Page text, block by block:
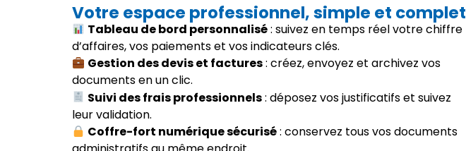
Votre espace professionnel, simple et complet
Tableau de bord personnalisé: suivez en temps réel votre chiffre
d’affaires, vos paiements et vos indicateurs clés.
Gestion des devis et factures: créez, envoyez et archivez vos
documents en un clic.
Suivi des frais professionnels: déposez vos justificatifs et suivez
leur validation.
Coffre-fort numérique sécurisé: conservez tous vos documents